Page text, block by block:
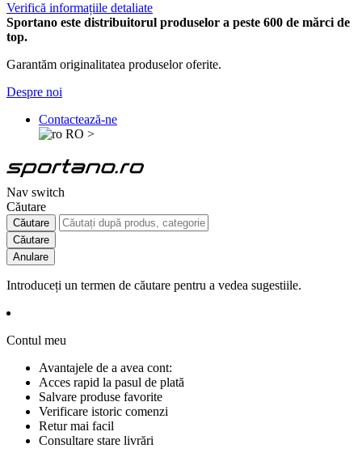
Verifică informațiile detaliate
Sportano este distribuitorul produselor a peste 600 de mărci de
top.
Garantăm originalitatea produselor oferite.
Despre noi
Contactează-ne
RO >
Nav switch
Căutare
Căutare
Căutare
Anulare
Introduceți un termen de căutare pentru a vedea sugestiile.
Contul meu
Avantajele de a avea cont:
Acces rapid la pasul de plată
Salvare produse favorite
Verificare istoric comenzi
Retur mai facil
Consultare stare livrări